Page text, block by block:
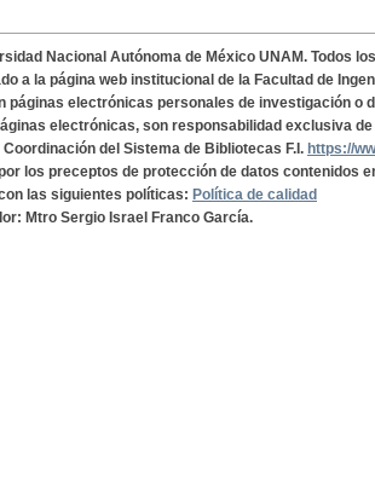
Nacional Autónoma de México UNAM. Todos
a la página web institucional de la Facultad de
páginas electrónicas personales de investigación o
electrónicas, son responsabilidad exclusiva
del Sistema de Bibliotecas F.I. https://
los preceptos de protección de datos contenidos
las siguientes políticas: Política de calidad
Mtro Sergio Israel Franco García.